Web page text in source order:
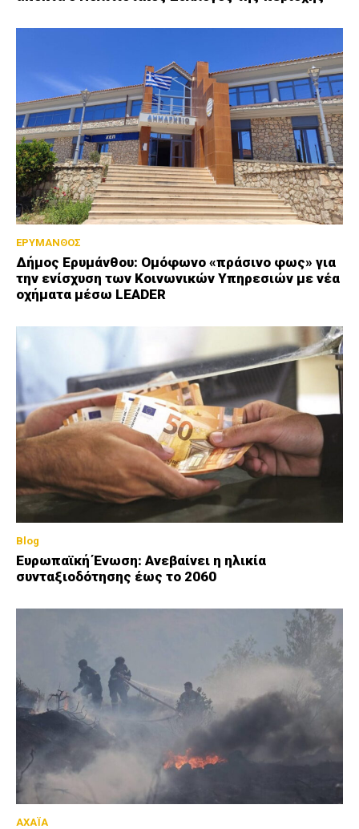
ΕΡΥΜΑΝΘΟΣ
Δήμος Ερυμάνθου: Ομόφωνο «πράσινο φως» για
την ενίσχυση των Κοινωνικών Υπηρεσιών με νέα
οχήματα μέσω LEADER
Blog
Ευρωπαϊκή Ένωση: Ανεβαίνει η ηλικία
συνταξιοδότησης έως το 2060
ΑΧΑΪΑ